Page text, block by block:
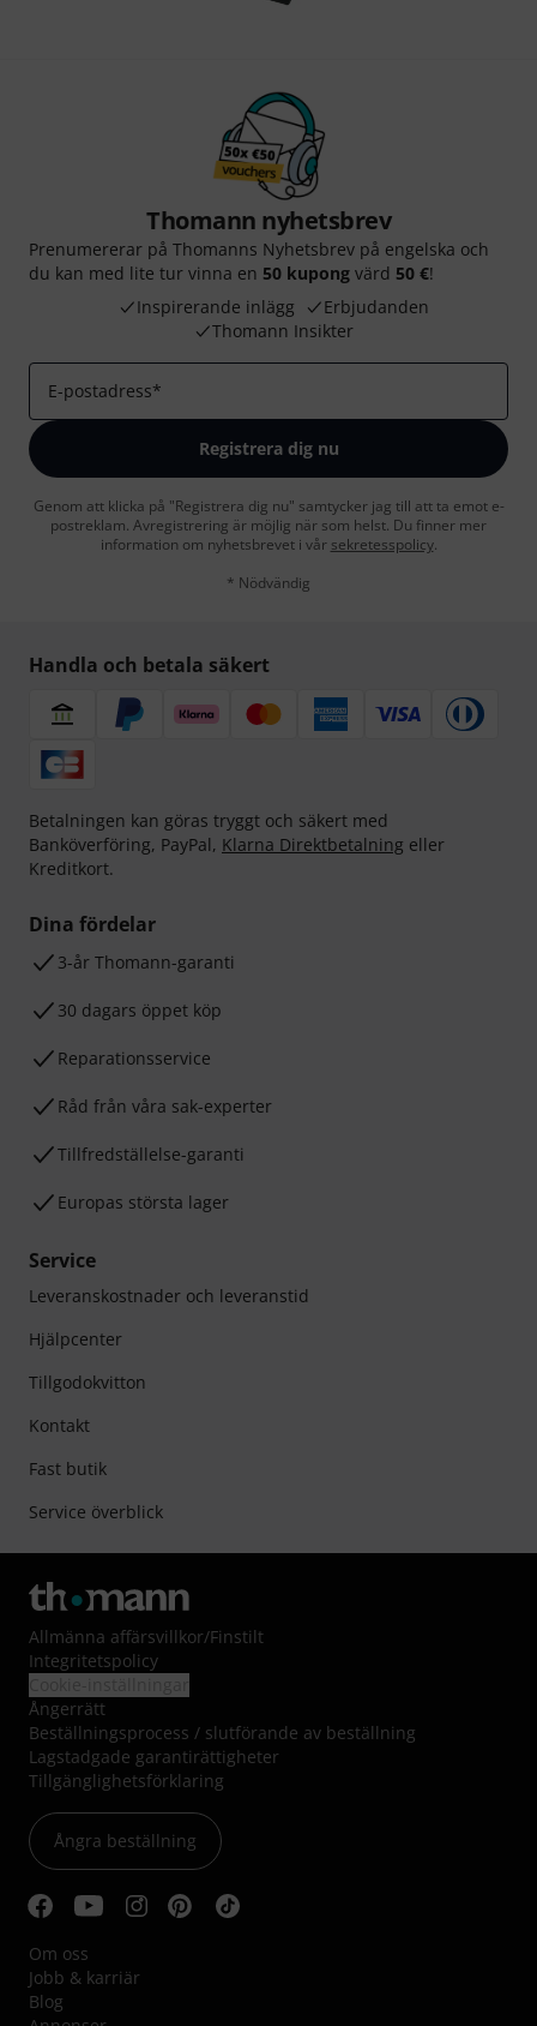
Thomann nyhetsbrev
Prenumererar på Thomanns Nyhetsbrev på engelska och
du kan med lite tur vinna en 50 kupong värd 50 €!
Inspirerande inlägg
Erbjudanden
Thomann Insikter
E-postadress*
Registrera dig nu
Genom att klicka på "Registrera dig nu" samtycker jag till att ta emot e-
postreklam. Avregistrering är möjlig när som helst. Du finner mer
information om nyhetsbrevet i vår sekretesspolicy.
* Nödvändig
Handla och betala säkert
Betalningen kan göras tryggt och säkert med
Banköverföring, PayPal, Klarna Direktbetalning eller
Kreditkort.
Dina fördelar
3-år Thomann-garanti
30 dagars öppet köp
Reparationsservice
Råd från våra sak-experter
Tillfredställelse-garanti
Europas största lager
Service
Leveranskostnader och leveranstid
Hjälpcenter
Tillgodokvitton
Kontakt
Fast butik
Service överblick
Allmänna affärsvillkor/Finstilt
Integritetspolicy
Ångerrätt
Beställningsprocess / slutförande av beställning
Lagstadgade garantirättigheter
Tillgänglighetsförklaring
Ångra beställning
Om oss
Jobb & karriär
Blog